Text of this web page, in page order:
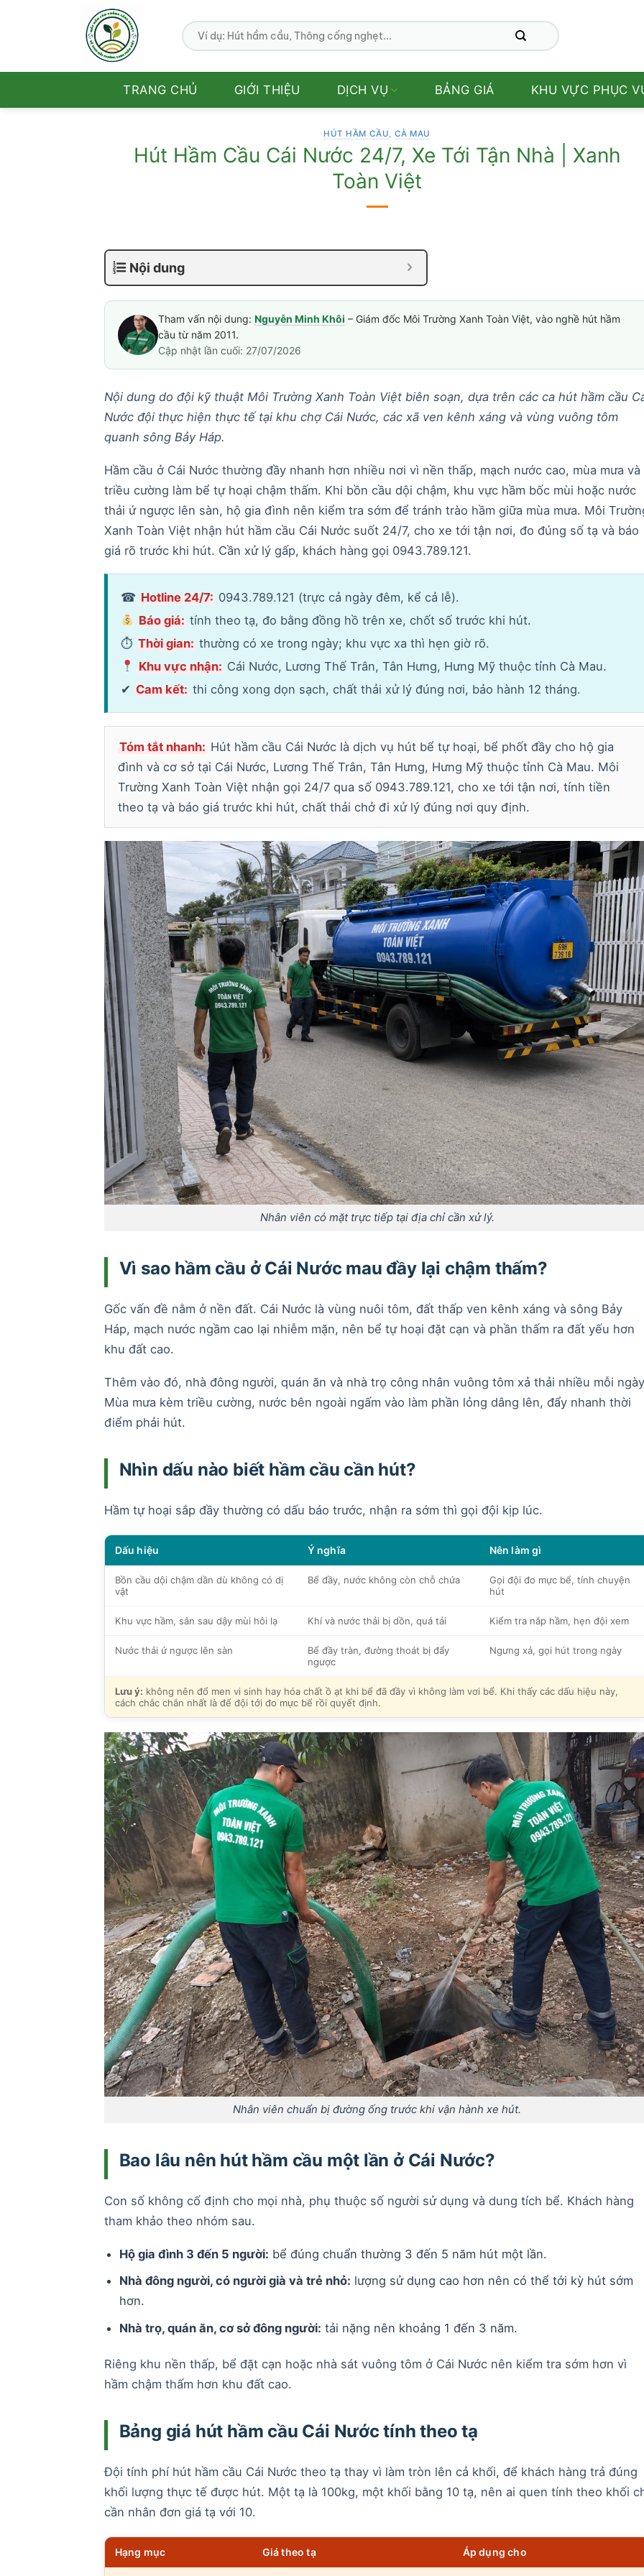
TRANG CHỦ GIỚI THIỆU DỊCH VỤ BẢNG GIÁ KHU VỰC PHỤC
HÚT HẦM CẦU, CÀ MAU
Hút Hầm Cầu Cái Nước 24/7, Xe Tới Tận Nhà | Xanh
Toàn Việt
Nội dung
Tham vấn nội dung: Nguyễn Minh Khôi – Giám đốc Môi Trường Xanh Toàn Việt, vào nghề hút hầm
cầu từ năm 2011.
Cập nhật lần cuối: 27/07/2026
Nội dung do đội kỹ thuật Môi Trường Xanh Toàn Việt biên soạn, dựa trên các ca hút hầm cầu
Nước đội thực hiện thực tế tại khu chợ Cái Nước, các xã ven kênh xáng và vùng vuông tôm
quanh sông Bảy Háp.
Hầm cầu ở Cái Nước thường đầy nhanh hơn nhiều nơi vì nền thấp, mạch nước cao, mùa mưa và
triều cường làm bể tự hoại chậm thấm. Khi bồn cầu dội chậm, khu vực hầm bốc mùi hoặc nước
thải ứ ngược lên sàn, hộ gia đình nên kiểm tra sớm để tránh trào hầm giữa mùa mưa. Môi
Xanh Toàn Việt nhận hút hầm cầu Cái Nước suốt 24/7, cho xe tới tận nơi, đo đúng số tạ và báo
giá rõ trước khi hút. Cần xử lý gấp, khách hàng gọi 0943.789.121.
☎ Hotline 24/7:0943.789.121 (trực cả ngày đêm, kể cả lễ).
Báo giá: tính theo tạ, đo bằng đồng hồ trên xe, chốt số trước khi hút.
⏱ Thời gian:thường có xe trong ngày; khu vực xa thì hẹn giờ rõ.
Khu vực nhận: Cái Nước, Lương Thế Trân, Tân Hưng, Hưng Mỹ thuộc tỉnh Cà Mau.
✔ Cam kết:thi công xong dọn sạch, chất thải xử lý đúng nơi, bảo hành 12 tháng.
Tóm tắt nhanh: Hút hầm cầu Cái Nước là dịch vụ hút bể tự hoại, bể phốt đầy cho hộ gia
đình và cơ sở tại Cái Nước, Lương Thế Trân, Tân Hưng, Hưng Mỹ thuộc tỉnh Cà Mau. Môi
Trường Xanh Toàn Việt nhận gọi 24/7 qua số 0943.789.121, cho xe tới tận nơi, tính tiền
theo tạ và báo giá trước khi hút, chất thải chở đi xử lý đúng nơi quy định.
Nhân viên có mặt trực tiếp tại địa chỉ cần xử lý.
Vì sao hầm cầu ở Cái Nước mau đầy lại chậm thấm?
Gốc vấn đề nằm ở nền đất. Cái Nước là vùng nuôi tôm, đất thấp ven kênh xáng và sông Bảy
Háp, mạch nước ngầm cao lại nhiễm mặn, nên bể tự hoại đặt cạn và phần thấm ra đất yếu hơn
khu đất cao.
Thêm vào đó, nhà đông người, quán ăn và nhà trọ công nhân vuông tôm xả thải nhiều mỗi
Mùa mưa kèm triều cường, nước bên ngoài ngấm vào làm phần lỏng dâng lên, đẩy nhanh thời
điểm phải hút.
Nhìn dấu nào biết hầm cầu cần hút?
Hầm tự hoại sắp đầy thường có dấu báo trước, nhận ra sớm thì gọi đội kịp lúc.
Dấu hiệu Ý nghĩa Nên làm gì
Bồn cầu dội chậm dần dù không có dị
vật
Bể đầy, nước không còn chỗ chứa
Gọi đội đo mực bể, tính chuyện
hút
Khu vực hầm, sân sau dậy mùi hôi lạ Khí và nước thải bị dồn, quá tải Kiểm tra nắp hầm, hẹn đội xem
Nước thải ứ ngược lên sàn
Bể đầy tràn, đường thoát bị đẩy
ngược
Ngưng xả, gọi hút trong ngày
Lưu ý: không nên đổ men vi sinh hay hóa chất ồ ạt khi bể đã đầy vì không làm vơi bể. Khi thấy các dấu hiệu này,
cách chắc chắn nhất là để đội tới đo mực bể rồi quyết định.
Nhân viên chuẩn bị đường ống trước khi vận hành xe hút.
Bao lâu nên hút hầm cầu một lần ở Cái Nước?
Con số không cố định cho mọi nhà, phụ thuộc số người sử dụng và dung tích bể. Khách hàng
tham khảo theo nhóm sau.
Hộ gia đình 3 đến 5 người: bể đúng chuẩn thường 3 đến 5 năm hút một lần.
Nhà đông người, có người già và trẻ nhỏ: lượng sử dụng cao hơn nên có thể tới kỳ hút sớm
hơn.
Nhà trọ, quán ăn, cơ sở đông người: tải nặng nên khoảng 1 đến 3 năm.
Riêng khu nền thấp, bể đặt cạn hoặc nhà sát vuông tôm ở Cái Nước nên kiểm tra sớm hơn vì
hầm chậm thấm hơn khu đất cao.
Bảng giá hút hầm cầu Cái Nước tính theo tạ
Đội tính phí hút hầm cầu Cái Nước theo tạ thay vì làm tròn lên cả khối, để khách hàng trả đúng
khối lượng thực tế được hút. Một tạ là 100kg, một khối bằng 10 tạ, nên ai quen tính theo khối
cần nhân đơn giá tạ với 10.
Hạng mục Giá theo tạ Áp dụng cho